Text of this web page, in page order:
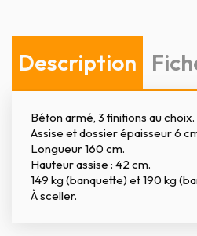
Description
Béton armé, 3 finitions au choix.
Assise et dossier épaisseur 6
Longueur 160 cm.
Hauteur assise : 42 cm.
149 kg (banquette) et 190 kg
À sceller.